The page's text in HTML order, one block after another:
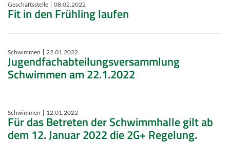
Geschäftsstelle 08.02.2022
Fit in den Frühling laufen
Schwimmen 22.01.2022
Jugendfachabteilungsversammlung
Schwimmen am 22.1.2022
Schwimmen 12.01.2022
Für das Betreten der Schwimmhalle gilt ab
dem 12. Januar 2022 die 2G+ Regelung.